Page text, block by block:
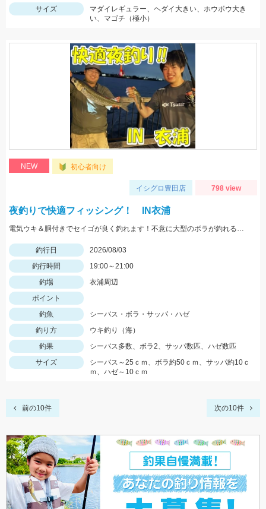
サイズ
マダイレギュラー、ヘダイ大きい、ホウボウ大き
い、マゴチ（極小）
NEW 初心者向け
イシグロ豊田店 798 view
夜釣りで快適フィッシング！ IN衣浦
電気ウキ＆胴付きでセイゴが良く釣れます！不意に大型のボラが釣れることもあるので、ネットがあると安心です。
釣行日
2026/08/03
釣行時間
19:00～21:00
釣場
衣浦周辺
ポイント
釣魚
シーバス・ボラ・サッパ・ハゼ
釣り方
ウキ釣り（海）
釣果
シーバス多数、ボラ2、サッパ数匹、ハゼ数匹
サイズ
シーバス～25ｃｍ、ボラ約50ｃｍ、サッパ約10ｃ
ｍ、ハゼ～10ｃｍ
前の10件 次の10件